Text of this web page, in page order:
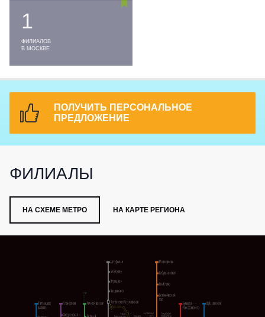
1
ФИЛИАЛОВ
В МОСКВЕ
ПОЛУЧИТЬ ПЕРСОНАЛЬНОЕ
ПРЕДЛОЖЕНИЕ
ФИЛИАЛЫ
НА СХЕМЕ МЕТРО НА КАРТЕ РЕГИОНА